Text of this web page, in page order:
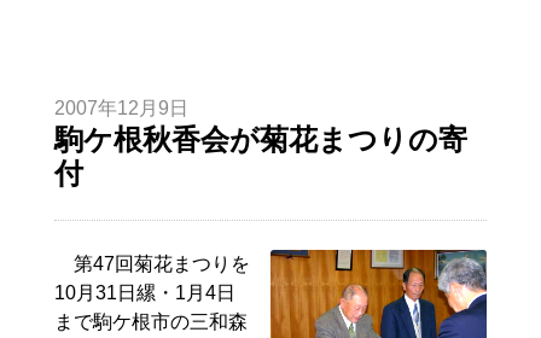
2007年12月9日
駒ケ根秋香会が菊花まつりの寄
付
第47回菊花まつりを
10月31日縲・1月4日
まで駒ケ根市の三和森